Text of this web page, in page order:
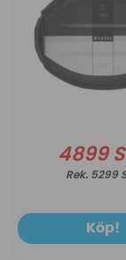
4899
5299
Köp!